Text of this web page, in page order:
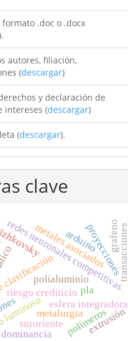
.doc o .docx
autores, filiación,
(descargar)
y declaración de
intereses (descargar)
(descargar).
clave
riesgo crediticio
redes neuronales competitivas
esfera integradora
polímeros
polialuminio
metales asociados
metalurgia
transacciones
proyecciones
suroriente
arduino
extrusión
pla
grafeno
dominancia